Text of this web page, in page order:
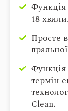
18
Просте
термін
Clean.